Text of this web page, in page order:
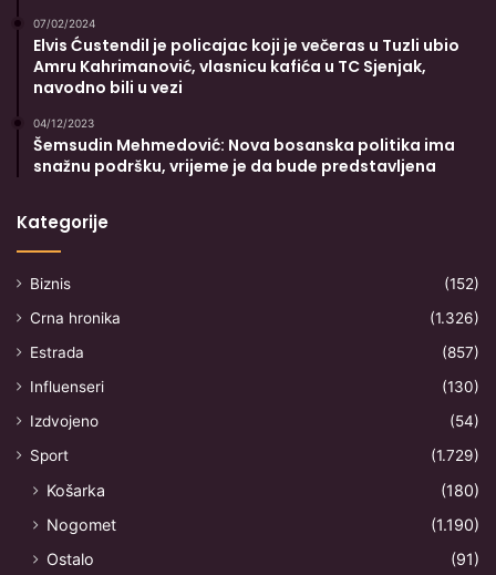
07/02/2024
Elvis Ćustendil je policajac koji je večeras u Tuzli ubio
Amru Kahrimanović, vlasnicu kafića u TC Sjenjak,
navodno bili u vezi
04/12/2023
Šemsudin Mehmedović: Nova bosanska politika ima
snažnu podršku, vrijeme je da bude predstavljena
Kategorije
Biznis
(152)
Crna hronika
(1.326)
Estrada
(857)
Influenseri
(130)
Izdvojeno
(54)
Sport
(1.729)
Košarka
(180)
Nogomet
(1.190)
Ostalo
(91)